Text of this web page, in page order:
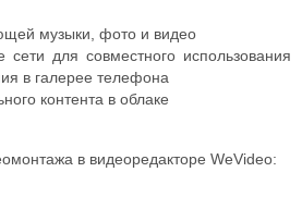
музыки, фото и видео
сети для совместного использования
в галерее телефона
контента в облаке
в видеоредакторе WeVideo: